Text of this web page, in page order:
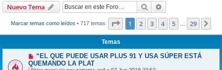
Nuevo Tema Buscar
Marcar temas como leídos • 717 temas Página de 29
1 2 3 4 5 29
Temas
“EL QUE PUEDE USAR PLUS 91 Y USA SÚPER ESTÁ
QUEMANDO LA PLAT